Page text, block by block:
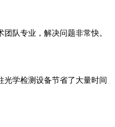
队专业，解决问题非常快。
光学检测设备节省了大量时间